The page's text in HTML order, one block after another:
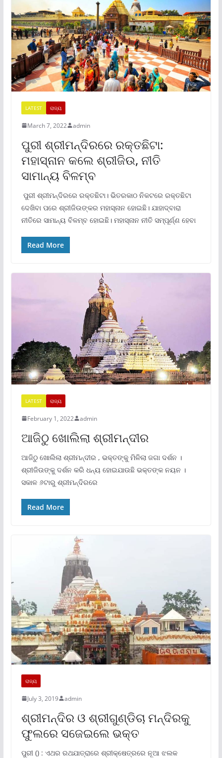
LATEST ରାଜ୍ୟ
March 7, 2022 admin
ପୁରୀ ଶ୍ରୀମନ୍ଦିରରେ ରକ୍ତଛିଟା:
ମହାସ୍ନାନ କଲେ ଶ୍ରୀଜିଉ, ନୀତି
ସାମାନ୍ୟ ବିଳମ୍ବ
ପୁରୀ ଶ୍ରୀମନ୍ଦିରରେ ରକ୍ତଛିଟା। ଭିତରକାଠ ନିକଟରେ ରକ୍ତଛିଟା
ଦେଖିବା ପରେ ଶ୍ରୀଜିଉଙ୍କର ମହାସ୍ନାନ ହୋଇଛି। ଯାହାଦ୍ବାରା
ନୀତିରେ ସାମାନ୍ୟ ବିଳମ୍ବ ହୋଇଛି। ମହାସ୍ନାନ ନୀତି ସମ୍ପୂର୍ଣ୍ଣ ହେବା
Read More
LATEST ରାଜ୍ୟ
February 1, 2022 admin
ଆଜିଠୁ ଖୋଲିଲା ଶ୍ରୀମନ୍ଦୀର
ଆଜିଠୁ ଖୋଲିଲା ଶ୍ରୀମନ୍ଦୀର , ଭକ୍ତଙ୍କୁ ମିଳିଲା ଜଗା ଦର୍ଶନ ।
ଶ୍ରୀଜିଉଙ୍କୁ ଦର୍ଶନ କରି ଧନ୍ୟ ହୋଇଯାଉଛି ଭକ୍ତଙ୍କ ନୟନ ।
ସକାଳ ୬ଟାରୁ ଶ୍ରୀମନ୍ଦିରରେ
Read More
ରାଜ୍ୟ
July 3, 2019 admin
ଶ୍ରୀମନ୍ଦିର ଓ ଶ୍ରୀଗୁଣ୍ଡିଚା ମନ୍ଦିରକୁ
ଫୁଲରେ ସଜେଇଲେ ଭକ୍ତ
ପୁରୀ () : ଏଥର ରଥଯାତ୍ରାରେ ଶ୍ରୀକ୍ଷେତ୍ରରେ ନୂଆ ଝଲକ